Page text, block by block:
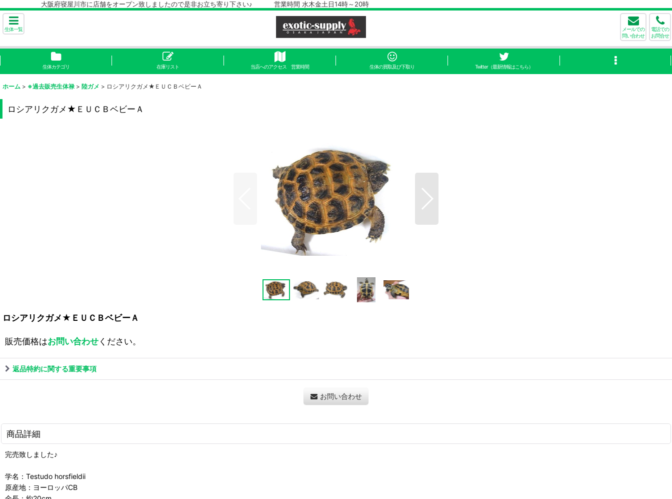
大阪府寝屋川市に店舗をオープン致しましたので是非お立ち寄り下さい♪ 営業時間 水木金土日14時～20時
生体一覧
メールでの
問い合わせ
電話での
お問合せ
生体カテゴリ 在庫リスト 当店へのアクセス 営業時間 生体の買取及び下取り Twitter（最新情報はこちら）
ホーム > ※過去販売生体禄 > 陸ガメ > ロシアリクガメ★ＥＵＣＢベビーＡ
ロシアリクガメ★ＥＵＣＢベビーＡ
ロシアリクガメ★ＥＵＣＢベビーＡ
販売価格はお問い合わせください。
返品特約に関する重要事項
お問い合わせ
商品詳細
完売致しました♪
学名：Testudo horsfieldii
原産地：ヨーロッパCB